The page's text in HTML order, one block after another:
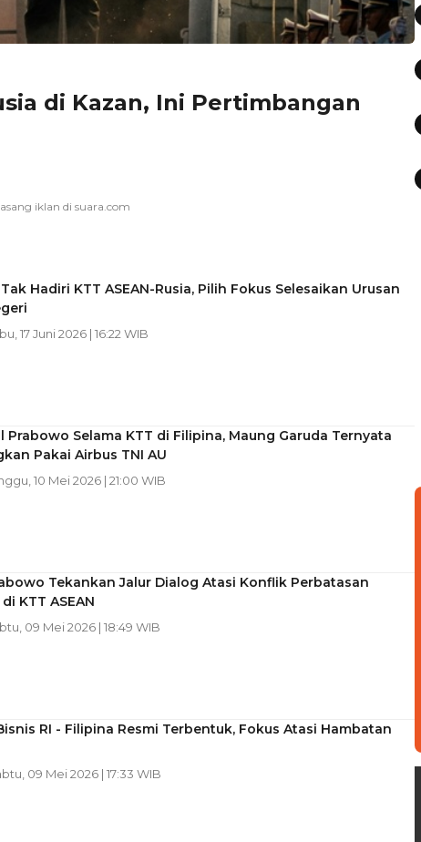
di Kazan, Ini Pertimbangan
Hadiri KTT ASEAN-Rusia, Pilih Fokus Selesaikan Urusan
17 Juni 2026 | 16:22 WIB
Prabowo Selama KTT di Filipina, Maung Garuda Ternyata
Pakai Airbus TNI AU
10 Mei 2026 | 21:00 WIB
Tekankan Jalur Dialog Atasi Konflik Perbatasan
KTT ASEAN
09 Mei 2026 | 18:49 WIB
RI - Filipina Resmi Terbentuk, Fokus Atasi Hambatan
09 Mei 2026 | 17:33 WIB